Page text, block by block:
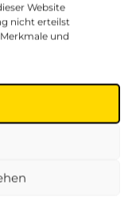
Website
nicht erteilst
und